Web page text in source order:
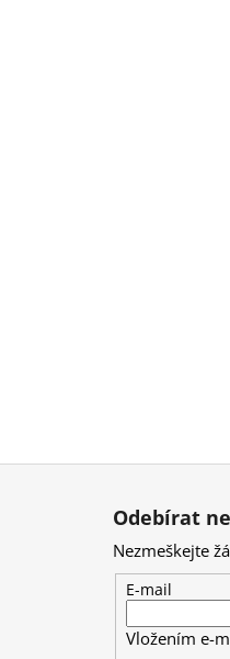
Z
Odebírat
Nezmeškejte
E-mail
Vložením e-